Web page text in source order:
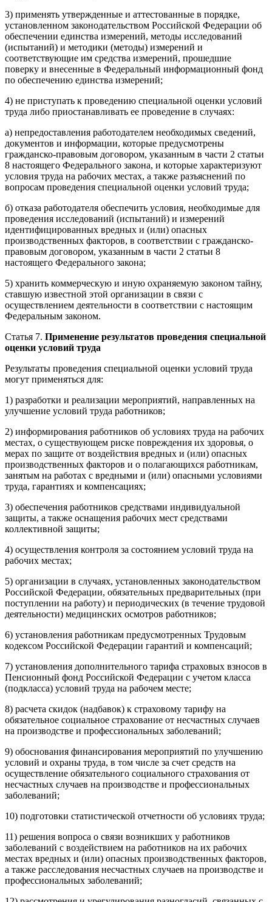
3) применять утвержденные и аттестованные в порядке,
установленном законодательством Российской Федерации об
обеспечении единства измерений, методы исследований
(испытаний) и методики (методы) измерений и
соответствующие им средства измерений, прошедшие
поверку и внесенные в Федеральный информационный фонд
по обеспечению единства измерений;
4) не приступать к проведению специальной оценки условий
труда либо приостанавливать ее проведение в случаях:
а) непредоставления работодателем необходимых сведений,
документов и информации, которые предусмотрены
гражданско-правовым договором, указанным в части 2 статьи
8 настоящего Федерального закона, и которые характеризуют
условия труда на рабочих местах, а также разъяснений по
вопросам проведения специальной оценки условий труда;
б) отказа работодателя обеспечить условия, необходимые для
проведения исследований (испытаний) и измерений
идентифицированных вредных и (или) опасных
производственных факторов, в соответствии с гражданско-
правовым договором, указанным в части 2 статьи 8
настоящего Федерального закона;
5) хранить коммерческую и иную охраняемую законом тайну,
ставшую известной этой организации в связи с
осуществлением деятельности в соответствии с настоящим
Федеральным законом.
Статья 7. Применение результатов проведения специальной
оценки условий труда
Результаты проведения специальной оценки условий труда
могут применяться для:
1) разработки и реализации мероприятий, направленных на
улучшение условий труда работников;
2) информирования работников об условиях труда на рабочих
местах, о существующем риске повреждения их здоровья, о
мерах по защите от воздействия вредных и (или) опасных
производственных факторов и о полагающихся работникам,
занятым на работах с вредными и (или) опасными условиями
труда, гарантиях и компенсациях;
3) обеспечения работников средствами индивидуальной
защиты, а также оснащения рабочих мест средствами
коллективной защиты;
4) осуществления контроля за состоянием условий труда на
рабочих местах;
5) организации в случаях, установленных законодательством
Российской Федерации, обязательных предварительных (при
поступлении на работу) и периодических (в течение трудовой
деятельности) медицинских осмотров работников;
6) установления работникам предусмотренных Трудовым
кодексом Российской Федерации гарантий и компенсаций;
7) установления дополнительного тарифа страховых взносов в
Пенсионный фонд Российской Федерации с учетом класса
(подкласса) условий труда на рабочем месте;
8) расчета скидок (надбавок) к страховому тарифу на
обязательное социальное страхование от несчастных случаев
на производстве и профессиональных заболеваний;
9) обоснования финансирования мероприятий по улучшению
условий и охраны труда, в том числе за счет средств на
осуществление обязательного социального страхования от
несчастных случаев на производстве и профессиональных
заболеваний;
10) подготовки статистической отчетности об условиях труда;
11) решения вопроса о связи возникших у работников
заболеваний с воздействием на работников на их рабочих
местах вредных и (или) опасных производственных факторов,
а также расследования несчастных случаев на производстве и
профессиональных заболеваний;